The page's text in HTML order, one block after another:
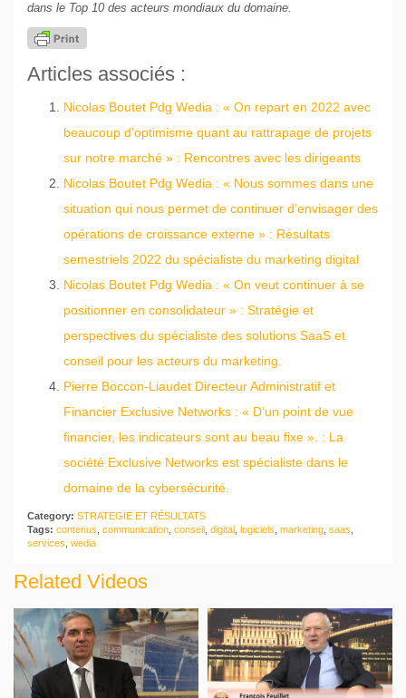
dans le Top 10 des acteurs mondiaux du domaine.
Articles associés :
Nicolas Boutet Pdg Wedia : « On repart en 2022 avec
beaucoup d’optimisme quant au rattrapage de projets
sur notre marché » : Rencontres avec les dirigeants
Nicolas Boutet Pdg Wedia : « Nous sommes dans une
situation qui nous permet de continuer d’envisager des
opérations de croissance externe » : Résultats
semestriels 2022 du spécialiste du marketing digital
Nicolas Boutet Pdg Wedia : « On veut continuer à se
positionner en consolidateur » : Stratégie et
perspectives du spécialiste des solutions SaaS et
conseil pour les acteurs du marketing.
Pierre Boccon-Liaudet Directeur Administratif et
Financier Exclusive Networks : « D’un point de vue
financier, les indicateurs sont au beau fixe ». : La
société Exclusive Networks est spécialiste dans le
domaine de la cybersécurité.
Category: STRATEGIE ET RÉSULTATS
Tags: contenus communication conseil digital logiciels marketing saas
services wedia
Related Videos